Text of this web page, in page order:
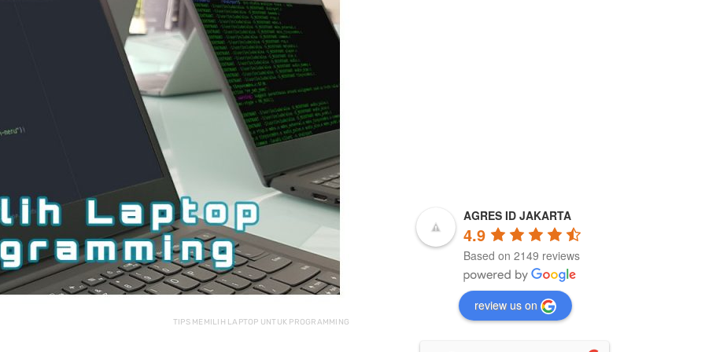
PUN NELFON
BONUS
ibukota. disediain air putih
dingin. sofa empuk.
masnya jg ramah diajak
ngobrol walau mulai oot.
harga paling murah
cuman sbg orang
kampung kaget aja sm
metode pembayaran
parkirnya, untung pakai
dana bayar parkir gratis
Awalnya sya kira tokonya
not respon krna sya
pertama kali beli laptop lwt
kasih bintang 5 saya rubah
jdi 3 Dan barang yg
dikirimkan ga sesuai...
Balesnya lama bgt....
Mungkin krna bnyak yg
mengirimkan bukti" Yg
jelas... Tokonya sangat
respon krna memang
ternyata kesalahan dri
mereka... Akhirnya aku
disuruh untuk dtg ke
tokonya langsung untuk
memperbaiki nya... Yah
nunggu sih... Tpi
pertanggungjawaban dari
TIPS MEMILIH LAPTOP UNTUK PROGRAMMING
AGRES ID JAKARTA
4.9
Based on 2149 reviews
review us on